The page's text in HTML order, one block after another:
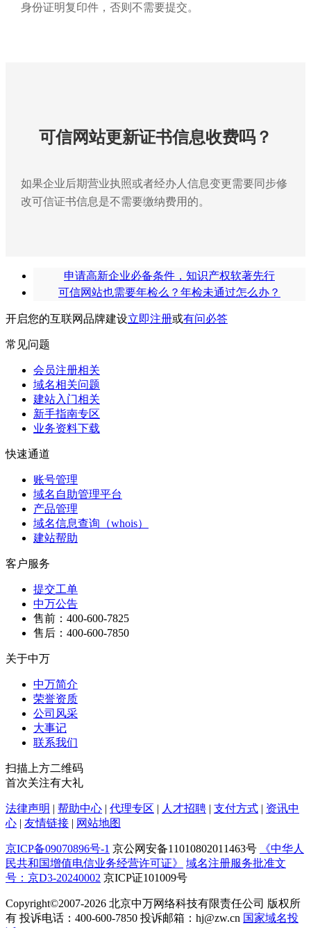
身份证明复印件，否则不需要提交。
可信网站更新证书信息收费吗？
如果企业后期营业执照或者经办人信息变更需要同步修
改可信证书信息是不需要缴纳费用的。
申请高新企业必备条件，知识产权软著先行
可信网站也需要年检么？年检未通过怎么办？
开启您的互联网品牌建设立即注册或有问必答
常见问题
会员注册相关
域名相关问题
建站入门相关
新手指南专区
业务资料下载
快速通道
账号管理
域名自助管理平台
产品管理
域名信息查询（whois）
建站帮助
客户服务
提交工单
中万公告
售前：400-600-7825
售后：400-600-7850
关于中万
中万简介
荣誉资质
公司风采
大事记
联系我们
扫描上方二维码
首次关注有大礼
法律声明 | 帮助中心 | 代理专区 | 人才招聘 | 支付方式 | 资讯中
心 | 友情链接 | 网站地图
京ICP备09070896号-1 京公网安备11010802011463号
《中华人
民共和国增值电信业务经营许可证》
域名注册服务批准文
号：京D3-20240002 京ICP证101009号
Copyright©2007-2026 北京中万网络科技有限责任公司 版权所
有 投诉电话：400-600-7850 投诉邮箱：hj@zw.cn 国家域名投